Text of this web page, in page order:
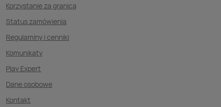
Korzystanie za granicą
Status zamówienia
Regulaminy i cenniki
Komunikaty
Play Expert
Dane osobowe
Kontakt